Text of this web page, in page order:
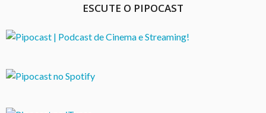
ESCUTE O PIPOCAST